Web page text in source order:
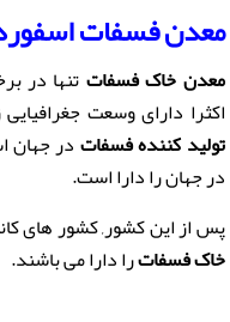
معدن فسفات
معدن خاک فسفاتتنها در
اکثرا دارای وسعت
تولید کننده فسفاتدر جهان
در جهان را دارا است.
پس از این کشور, کشور های
خاک فسفاترا دارا می باشند.